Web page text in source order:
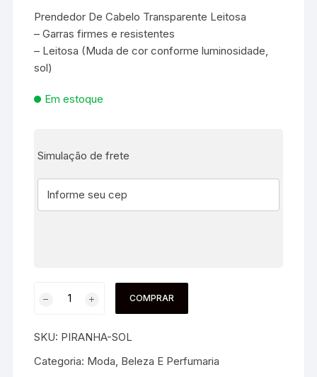
Prendedor De Cabelo Transparente Leitosa
– Garras firmes e resistentes
– Leitosa (Muda de cor conforme luminosidade,
sol)
Em estoque
Simulação de frete
COMPRAR
SKU: PIRANHA-SOL
Categoria: Moda, Beleza E Perfumaria